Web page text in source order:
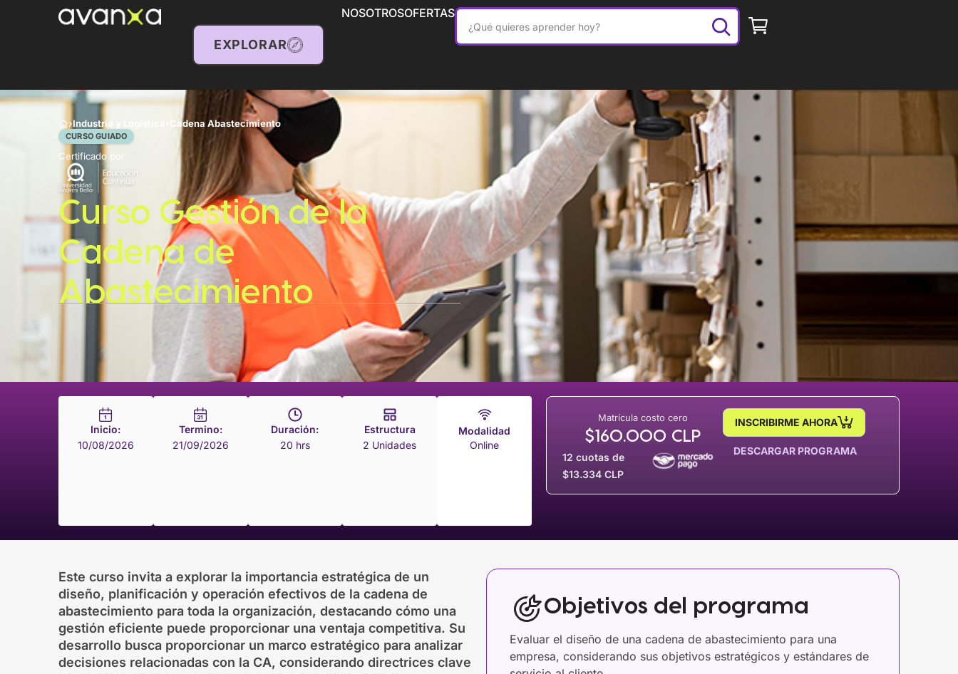
EXPLORAR
NOSOTROSOFERTAS
›Industria y Logística Cadena Abastecimiento
CURSO GUIADO
Certificado por
Curso Gestión de la
Cadena de
Abastecimiento
Inicio:
10/08/2026
Termino:
21/09/2026
Duración:
20 hrs
Estructura
2 Unidades
Modalidad
Online
Matrícula costo cero
$160.000 CLP
12 cuotas de
$13.334 CLP
INSCRIBIRME AHORA
DESCARGAR PROGRAMA
Este curso invita a explorar la importancia estratégica de un
diseño, planificación y operación efectivos de la cadena de
abastecimiento para toda la organización, destacando cómo una
gestión eficiente puede proporcionar una ventaja competitiva. Su
desarrollo busca proporcionar un marco estratégico para analizar
decisiones relacionadas con la CA, considerando directrices clave
Objetivos del programa
Evaluar el diseño de una cadena de abastecimiento para una
empresa, considerando sus objetivos estratégicos y estándares de